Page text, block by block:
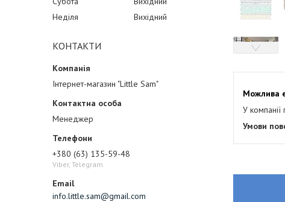
Неділя
Вихідний
КОНТАКТИ
Інтернет-магазин "Little Sam"
Менеджер
+380 (63) 135-59-48
Viber, Telegram
info.little.sam@gmail.com
У